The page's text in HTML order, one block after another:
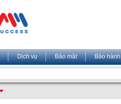
Dịch vụ Bảo mật Bảo hành